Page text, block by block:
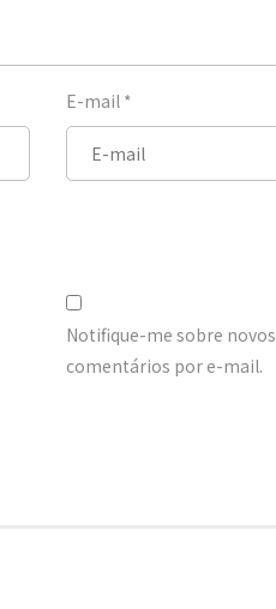
E-mail *
Notifique-me sobre novos
comentários por e-mail.